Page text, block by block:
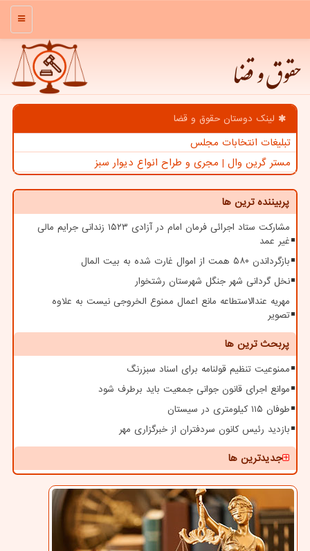
منو
حقوق و قضا
لینک دوستان حقوق و قضا
تبلیغات انتخابات مجلس
مستر گرین وال | مجری و طراح انواع دیوار سبز
پربیننده ترین ها
مشارکت ستاد اجرائی فرمان امام در آزادی ۱۵۲۳ زندانی جرایم مالی
غیر عمد
بازگرداندن ۵۸۰ همت از اموال غارت شده به بیت المال
نخل گردانی شهر جنگل شهرستان رشتخوار
مهریه عندالاستطاعه مانع اعمال ممنوع الخروجی نیست به علاوه
تصویر
پربحث ترین ها
ممنوعیت تنظیم قولنامه برای اسناد سبزرنگ
موانع اجرای قانون جوانی جمعیت باید برطرف شود
طوفان ۱۱۵ کیلومتری در سیستان
بازدید رئیس کانون سردفتران از خبرگزاری مهر
جدیدترین ها